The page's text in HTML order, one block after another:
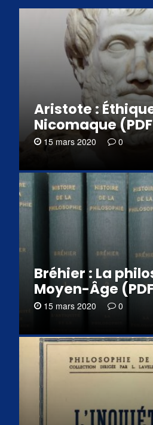
Aristote :
Nicomaque
15 mars 2020 0
Bréhier : La
Moyen-Âge
15 mars 2020 0